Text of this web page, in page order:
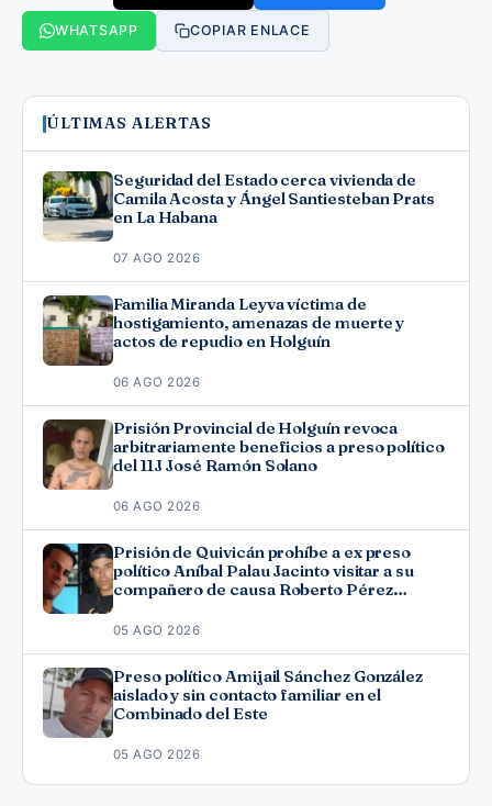
WHATSAPP COPIAR ENLACE
ÚLTIMAS ALERTAS
Seguridad del Estado cerca vivienda de
Camila Acosta y Ángel Santiesteban Prats
en La Habana
07 AGO 2026
Familia Miranda Leyva víctima de
hostigamiento, amenazas de muerte y
actos de repudio en Holguín
06 AGO 2026
Prisión Provincial de Holguín revoca
arbitrariamente beneficios a preso político
del 11J José Ramón Solano
06 AGO 2026
Prisión de Quivicán prohíbe a ex preso
político Aníbal Palau Jacinto visitar a su
compañero de causa Roberto Pérez
05 AGO 2026
Preso político Amijail Sánchez González
aislado y sin contacto familiar en el
Combinado del Este
05 AGO 2026